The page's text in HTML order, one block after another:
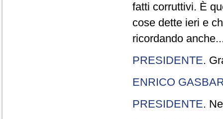
fatti corruttivi. È
cose dette ieri e
ricordando
PRESIDENTE.
ENRICO
PRESIDENTE.